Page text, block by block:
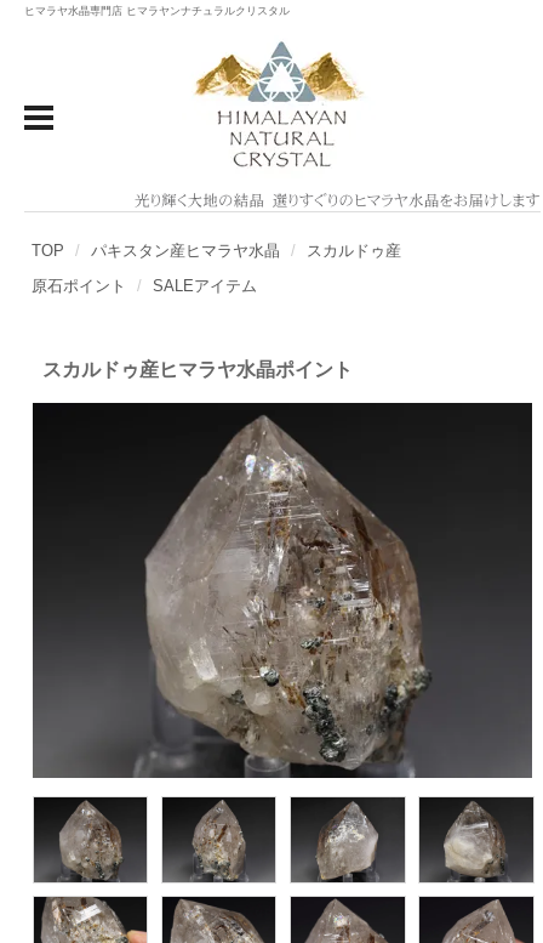
ヒマラヤ水晶専門店 ヒマラヤンナチュラルクリスタル
TOP パキスタン産ヒマラヤ水晶
スカルドゥ産
原石ポイント
SALEアイテム
スカルドゥ産ヒマラヤ水晶ポイント